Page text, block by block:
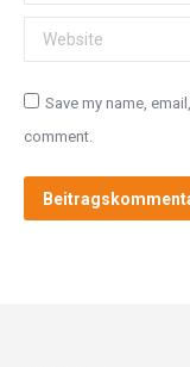
Website
Save my name,
comment.